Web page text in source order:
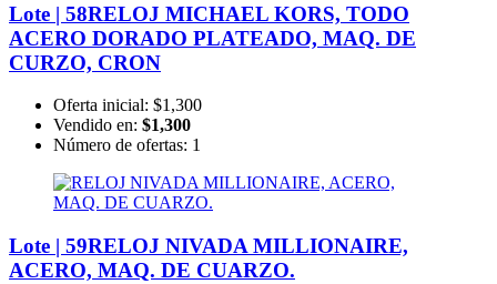
Lote | 58RELOJ MICHAEL KORS, TODO
ACERO DORADO PLATEADO, MAQ. DE
CURZO, CRON
Oferta inicial: $1,300
Vendido en: $1,300
Número de ofertas: 1
Lote | 59RELOJ NIVADA MILLIONAIRE,
ACERO, MAQ. DE CUARZO.